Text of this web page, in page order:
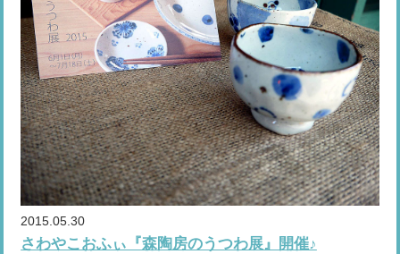
2015.05.30
さわやこおふぃ『森陶房のうつわ展』開催♪